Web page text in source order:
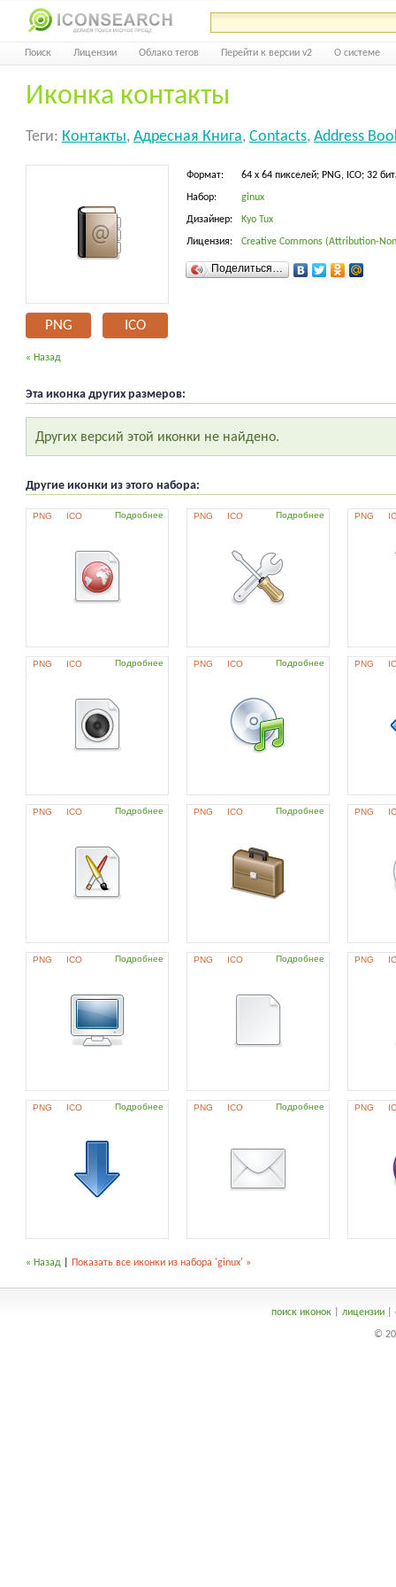
Поиск Лицензии Облако тегов Перейти к версии v2 О системе
Иконка контакты
Теги: Контакты, Адресная Книга, Contacts, Address
PNG ICO
Формат: 64 x 64 пикселей; PNG, ICO; 32
Набор: ginux
Дизайнер: Kyo Tux
Лицензия: Creative Commons (Attribution-
Поделиться…
« Назад
Эта иконка других размеров:
Других версий этой иконки не найдено.
Другие иконки из этого набора:
PNG ICO Подробнее PNG ICO Подробнее PNG
PNG ICO Подробнее PNG ICO Подробнее PNG
PNG ICO Подробнее PNG ICO Подробнее PNG
PNG ICO Подробнее PNG ICO Подробнее PNG
PNG ICO Подробнее PNG ICO Подробнее PNG
« Назад Показать все иконки из набора 'ginux' »
поиск иконок| лицензии|
©